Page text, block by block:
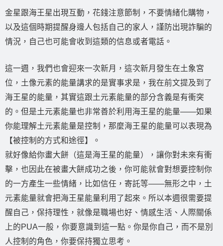
金星跟海王星出現互動，花錢注意節制，不要情緒化購物，
以及這個時期提醒身邊人包括自己的家人，謹防出現詐騙的
情況，自己也可能會收到這類的信息或者電話。
這一週，我們也會迎來一次新月，這次新月發生在土象宮
位，土像元素的能量講求的是實事求是，我在前文提及到了
海王星的能量，其實這跟土元素能量的部分含義是有衝突
的。但是土元素能量也非常善於利用海王星的能量——如果
你能理解土元素能量是控制，那麼海王星的能量可以表現為
【被控制的方式和途徑】。
就好像給你畫大餅（這是海王星的能量），讓你對未來有衝
擊，也因此在被畫大餅成功之後，你可能就會對想要控制你
的一方產生一些情緒，比如信任，寄託等——無形之中，土
元素能量就會把海王星能量利用了起來。所以本週很需要提
醒自己，保持理性，就像是職場也好、情感生活、人際關係
上的PUA一般，你要意識到這一點。你是你自己，而不是別
人控制的角色，你要保持獨立思考。